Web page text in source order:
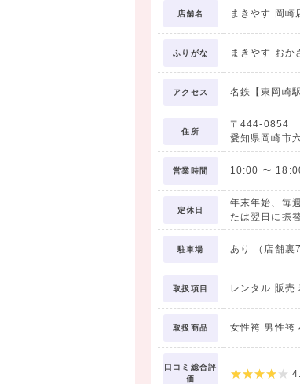
店舗名 まきやす 岡崎
ふりがな まきやす おか
アクセス 名鉄【東岡崎
住所
〒444-0854
愛知県岡崎市
営業時間 10:00 〜
定休日
年末年始、毎
たは翌日に振
駐車場 あり （店舗裏
取扱項目 レンタル 販売
取扱商品 女性袴 男性袴
口コミ総合評
価